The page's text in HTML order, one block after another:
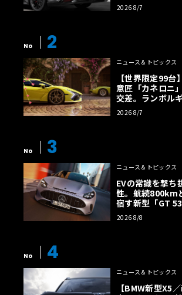
2026 8/7
No 2
ニュース＆トピックス
【世界限定99台
意匠「カネロニ
交差。ランボル
ルトに60周年記
2026 8/7
No 3
ニュース＆トピックス
EVの常識を撃ち
性。航続800km
宿す新型「GT 53
2026 8/8
No 4
ニュース＆トピックス
【BMW新型X5